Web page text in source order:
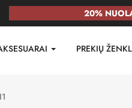
20%
PREKIŲ